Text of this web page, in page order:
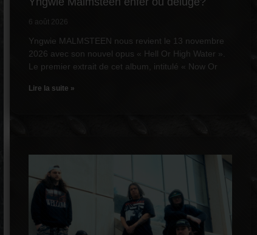
6 août 2026
Yngwie MALMSTEEN nous revient le 13 novembre
2026 avec son nouvel opus « Hell Or High Water ».
Le premier extrait de cet album, intitulé « Now Or
Lire la suite »